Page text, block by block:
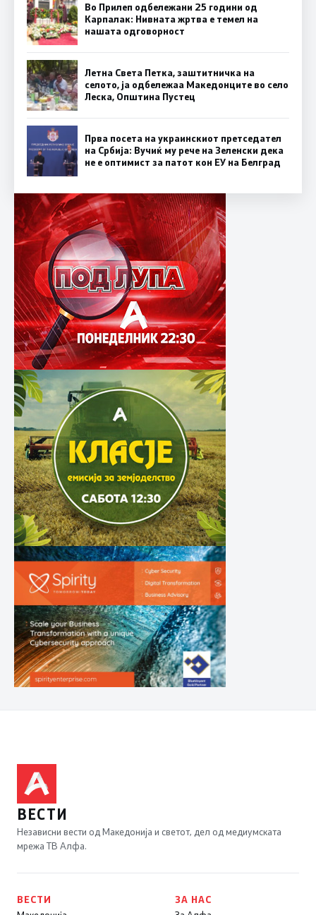
Во Прилеп одбележани 25 години од
Карпалак: Нивната жртва е темел на
нашата одговорност
Летна Света Петка, заштитничка на
селото, ја одбележаа Македонците во село
Леска, Општина Пустец
Прва посета на украинскиот претседател
на Србија: Вучиќ му рече на Зеленски дека
не е оптимист за патот кон ЕУ на Белград
ВЕСТИ
Независни вести од Македонија и светот, дел од медиумската
мрежа ТВ Алфа.
ВЕСТИ
ЗА НАС